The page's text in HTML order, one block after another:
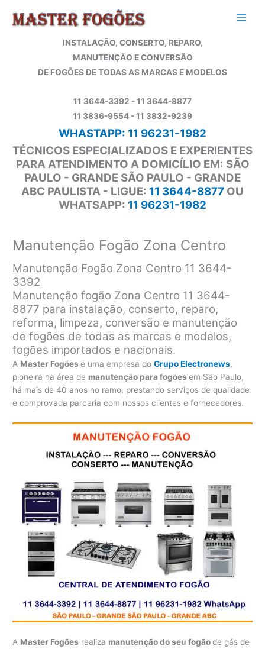
para
INSTALAÇÃO, CONSERTO, REPARO,
MANUTENÇÃO E CONVERSÃO
DE FOGÕES DE TODAS AS MARCAS E MODELOS
11 3644-3392 - 11 3644-8877
11 3836-9554 - 11 3832-9239
WHASTAPP: 11 96231-1982
TÉCNICOS ESPECIALIZADOS E EXPERIENTES
PARA ATENDIMENTO A DOMICÍLIO EM: SÃO
PAULO - GRANDE SÃO PAULO - GRANDE
ABC PAULISTA - LIGUE: 11 3644-8877 OU
WHATSAPP: 11 96231-1982
Manutenção Fogão Zona Centro
Manutenção Fogão Zona Centro 11 3644-
3392
Manutenção fogão Zona Centro 11 3644-
8877 para instalação, conserto, reparo,
reforma, limpeza, conversão e manutenção
de fogões de todas as marcas e modelos,
fogões importados e nacionais.
A Master Fogõesé uma empresa doGrupo Electronews,
pioneira na área de manutenção para fogõesem São Paulo,
há mais de 40 anos no ramo, prestando serviços de qualidade
e comprovada parceria com nossos clientes e fornecedores.
A Master Fogões realiza manutenção do seu fogãode gás de